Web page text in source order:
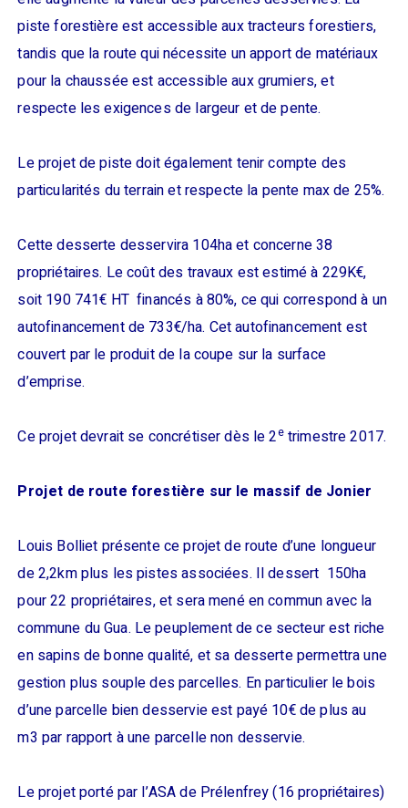
piste forestière est accessible aux tracteurs forestiers,
tandis que la route qui nécessite un apport de matériaux
pour la chaussée est accessible aux grumiers, et
respecte les exigences de largeur et de pente.
Le projet de piste doit également tenir compte des
particularités du terrain et respecte la pente max de 25%.
Cette desserte desservira 104ha et concerne 38
propriétaires. Le coût des travaux est estimé à 229K€,
soit 190 741€ HT financés à 80%, ce qui correspond à un
autofinancement de 733€/ha. Cet autofinancement est
couvert par le produit de la coupe sur la surface
d’emprise.
Ce projet devrait se concrétiser dès le 2etrimestre 2017.
Projet de route forestière sur le massif de Jonier
Louis Bolliet présente ce projet de route d’une longueur
de 2,2km plus les pistes associées. Il dessert 150ha
pour 22 propriétaires, et sera mené en commun avec la
commune du Gua. Le peuplement de ce secteur est riche
en sapins de bonne qualité, et sa desserte permettra une
gestion plus souple des parcelles. En particulier le bois
d’une parcelle bien desservie est payé 10€ de plus au
m3 par rapport à une parcelle non desservie.
Le projet porté par l’ASA de Prélenfrey (16 propriétaires)